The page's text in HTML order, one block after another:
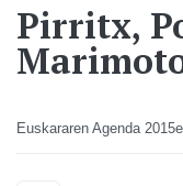
Pirritx,
Euskararen Agenda